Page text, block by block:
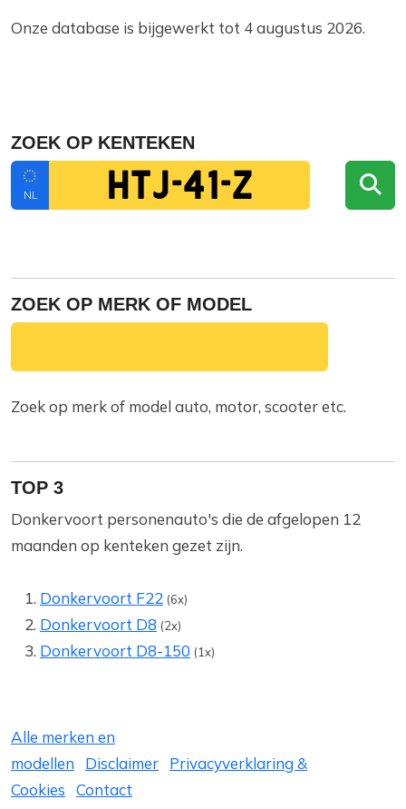
Onze database is bijgewerkt tot 4 augustus 2026.
ZOEK OP KENTEKEN
NL
ZOEK OP MERK OF MODEL
Zoek op merk of model auto, motor, scooter etc.
TOP 3
Donkervoort personenauto's die de afgelopen 12
maanden op kenteken gezet zijn.
Donkervoort F22 (6x)
Donkervoort D8 (2x)
Donkervoort D8-150 (1x)
Alle merken en
modellen
Disclaimer
Privacyverklaring &
Cookies
Contact